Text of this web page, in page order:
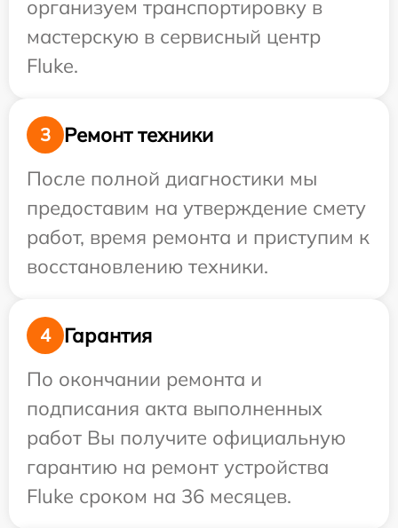
организуем транспортировку в
мастерскую в сервисный центр
Fluke.
3
Ремонт техники
После полной диагностики мы
предоставим на утверждение смету
работ, время ремонта и приступим к
восстановлению техники.
4
Гарантия
По окончании ремонта и
подписания акта выполненных
работ Вы получите официальную
гарантию на ремонт устройства
Fluke сроком на 36 месяцев.